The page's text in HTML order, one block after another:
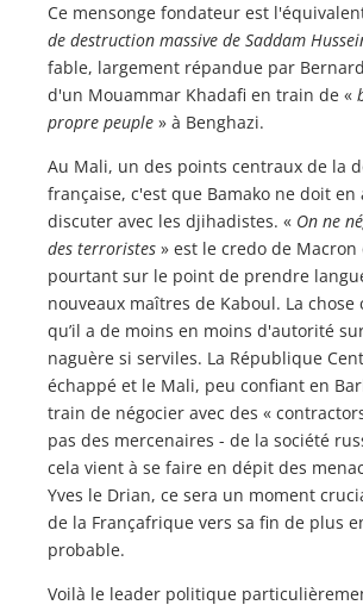
Ce mensonge fondateur est
de destruction massive de Saddam
fable, largement répandue par
d'un Mouammar Khadafi en train de «
propre peuple » à Benghazi.
Au Mali, un des points centraux de la
française, c'est que Bamako ne doit en
discuter avec les djihadistes. « On ne
des terroristes » est le credo de
pourtant sur le point de prendre
nouveaux maîtres de Kaboul. La chose
qu’il a de moins en moins d'autorité
naguère si serviles. La République
échappé et le Mali, peu confiant en
train de négocier avec des «
pas des mercenaires - de la société
cela vient à se faire en dépit des
Yves le Drian, ce sera un moment
de la Françafrique vers sa fin de plus
probable.
Voilà le leader politique